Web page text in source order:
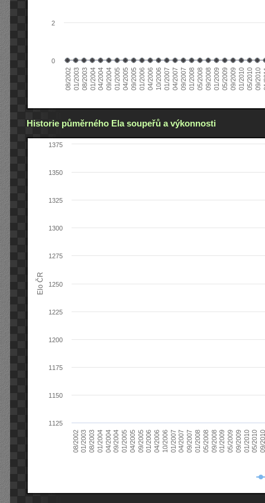
08/200201/200308/200301/200404/200409/200401/200504/200509/200501/200604/200610/200601/200704/200709/200701/200805/200809/200801/200905/200909/200901/201005/201009/2010
0
2
Historie půměrného Ela soupeřů a výkonnosti
Elo ČR
08/200201/200308/200301/200404/200409/200401/200504/200509/200501/200604/200610/200601/200704/200709/200701/200805/200809/200801/200905/200909/200901/201005/201009/
1125
1150
1175
1200
1225
1250
1275
1300
1325
1350
1375